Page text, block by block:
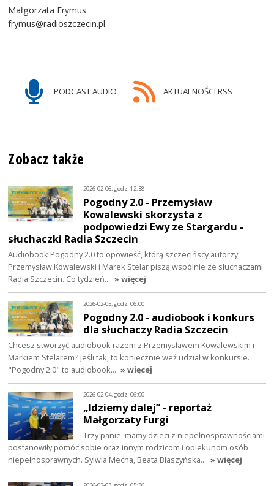
Małgorzata Frymus
frymus@radioszczecin.pl
PODCAST AUDIO AKTUALNOŚCI RSS
Zobacz także
2026-02-06, godz. 12:38
Pogodny 2.0 - Przemysław
Kowalewski skorzysta z
podpowiedzi Ewy ze Stargardu -
słuchaczki Radia Szczecin
Audiobook Pogodny 2.0 to opowieść, którą szczecińscy autorzy
Przemysław Kowalewski i Marek Stelar piszą wspólnie ze słuchaczami
Radia Szczecin. Co tydzień… » więcej
2026-02-05, godz. 06:00
Pogodny 2.0 - audiobook i konkurs
dla słuchaczy Radia Szczecin
Chcesz stworzyć audiobook razem z Przemysławem Kowalewskim i
Markiem Stelarem? Jeśli tak, to koniecznie weź udział w konkursie.
"Pogodny 2.0" to audiobook… » więcej
2026-02-04, godz. 06:00
„Idziemy dalej” - reportaż
Małgorzaty Furgi
Trzy panie, mamy dzieci z niepełnosprawnościami
postanowiły pomóc sobie oraz innym rodzicom i opiekunom osób
niepełnosprawnych. Sylwia Mecha, Beata Błaszyńska… » więcej